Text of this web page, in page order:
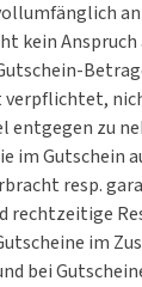
kein
verpflichtet,
zu
im Gutschein
resp.
rechtzeitige
im
bei